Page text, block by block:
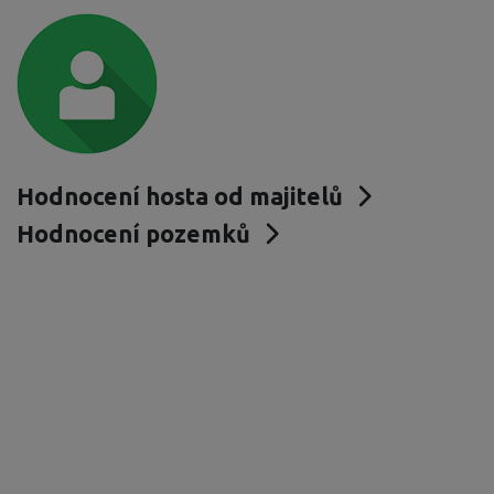
Hodnocení hosta od majitelů
Hodnocení pozemků